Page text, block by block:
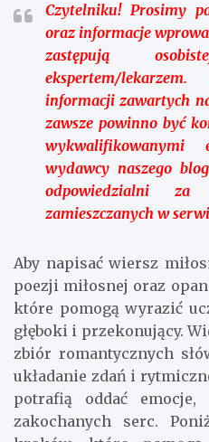
Czytelniku!Prosimy
oraz informacje
zastępują
ekspertem/
informacji zawartych
zawsze powinno być
wykwalifikowanymi
wydawcy naszego
odpowiedzialni
zamieszczanych w
Aby napisać wiersz
poezji miłosnej oraz
które pomogą wyrazić
głęboki i przekonujący.
zbiór romantycznych
układanie zdań i
potrafią oddać
zakochanych serc.